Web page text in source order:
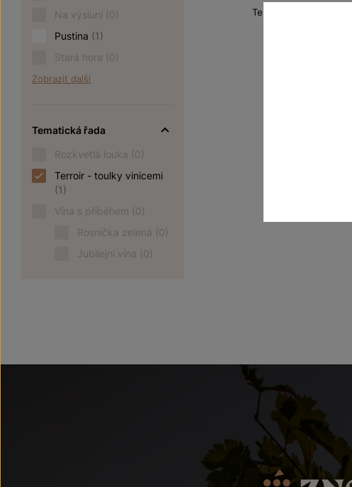
Na výsluní (0)
Pustina (1)
Stará hora (0)
Zobrazit další
Tematická řada
Rozkvetlá louka (0)
Terroir - toulky vinicemi
(1)
Vína s příběhem (0)
Rosnička zelená (0)
Jubilejní vína (0)
Terroir - toulky vinicemi